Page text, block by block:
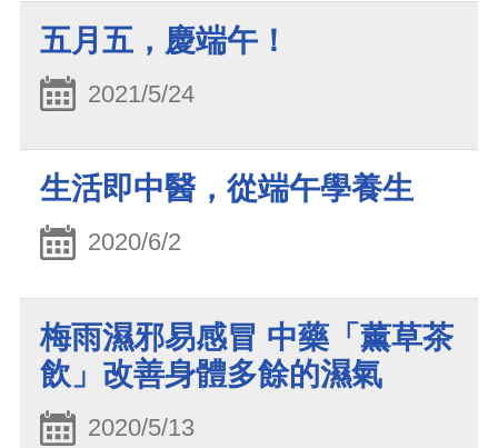
五月五，慶端午！
2021/5/24
生活即中醫，從端午學養生
2020/6/2
梅雨濕邪易感冒 中藥「薰草茶
飲」改善身體多餘的濕氣
2020/5/13